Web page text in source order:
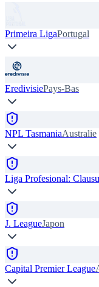
Primeira LigaPortugal
EredivisiePays-Bas
NPL TasmaniaAustralie
Liga Profesional:
J. LeagueJapon
Capital Premier League